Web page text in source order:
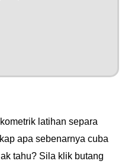
latihan separa
apa sebenarnya cuba
tahu? Sila klik butang